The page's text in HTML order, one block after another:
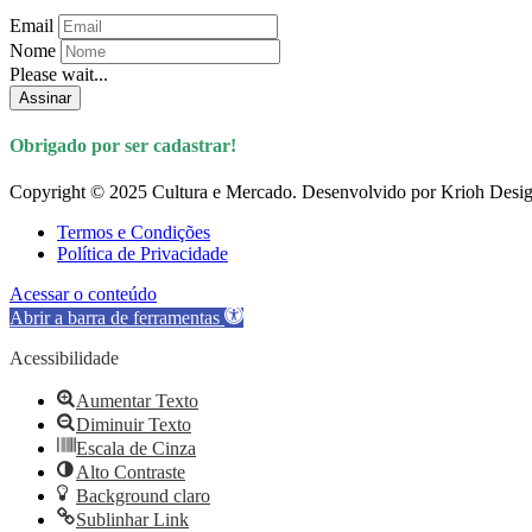
Email
Nome
Please wait...
Assinar
Obrigado por ser cadastrar!
Copyright © 2025 Cultura e Mercado. Desenvolvido por Krioh
Termos e Condições
Política de Privacidade
Acessar o conteúdo
Abrir a barra de ferramentas
Acessibilidade
Aumentar Texto
Diminuir Texto
Escala de Cinza
Alto Contraste
Background claro
Sublinhar Link